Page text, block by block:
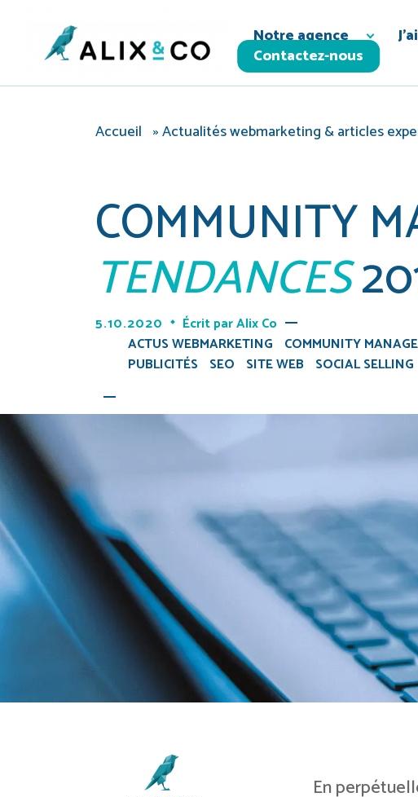
Notre agence
Contactez-nous
Accueil »Actualités webmarketing & articles
COMMUNITY
TENDANCES
5.10.2020 Écrit parAlix Co
ACTUS WEBMARKETING COMMUNITY
PUBLICITÉS SEO SITE WEB SOCIAL SELLING
En